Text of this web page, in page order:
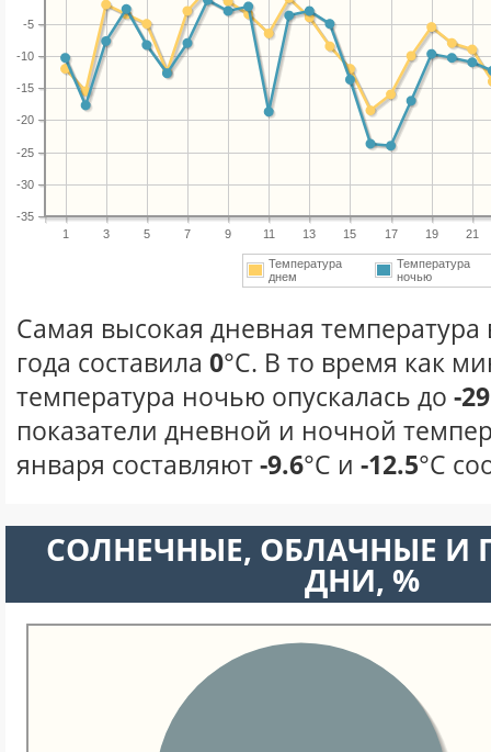
1 3 5 7 9 11 13 15 17 19 21
-35
-30
-25
-20
-15
-10
-5
Температура
днем
Температура
ночью
Самая высокая дневная температура
года составила 0°С. В то время как
температура ночью опускалась до -29
показатели дневной и ночной
января составляют-9.6°С и -12.5°С
CОЛНЕЧНЫЕ, ОБЛАЧНЫЕ И
ДНИ, %